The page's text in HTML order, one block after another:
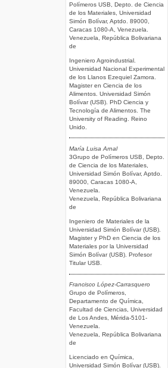
Polímeros USB, Depto. de Ciencia
de los Materiales, Universidad
Simón Bolívar, Aptdo. 89000,
Caracas 1080-A, Venezuela.
Venezuela, República Bolivariana
de
Ingeniero Agroindustrial.
Universidad Nacional Experimental
de los Llanos Ezequiel Zamora.
Magister en Ciencia de los
Alimentos. Universidad Simón
Bolívar (USB). PhD Ciencia y
Tecnología de Alimentos. The
University of Reading. Reino
Unido.
María Luisa Arnal
3Grupo de Polímeros USB, Depto.
de Ciencia de los Materiales,
Universidad Simón Bolívar, Aptdo.
89000, Caracas 1080-A,
Venezuela.
Venezuela, República Bolivariana
de
Ingeniero de Materiales de la
Universidad Simón Bolívar (USB).
Magister y PhD en Ciencia de los
Materiales por la Universidad
Simón Bolívar (USB). Profesor
Titular USB.
Francisco López-Carrasquero
Grupo de Polímeros,
Departamento de Química,
Facultad de Ciencias, Universidad
de Los Andes, Mérida-5101-
Venezuela.
Venezuela, República Bolivariana
de
Licenciado en Química,
Universidad Simón Bolívar (USB).